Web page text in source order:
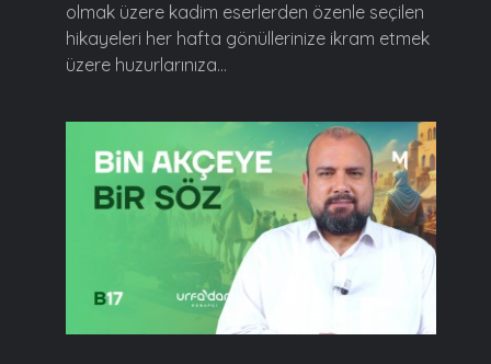
olmak üzere kadim eserlerden özenle seçilen
hikayeleri her hafta gönüllerinize ikram etmek
üzere huzurlarınıza...